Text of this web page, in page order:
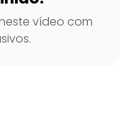
vídeo com